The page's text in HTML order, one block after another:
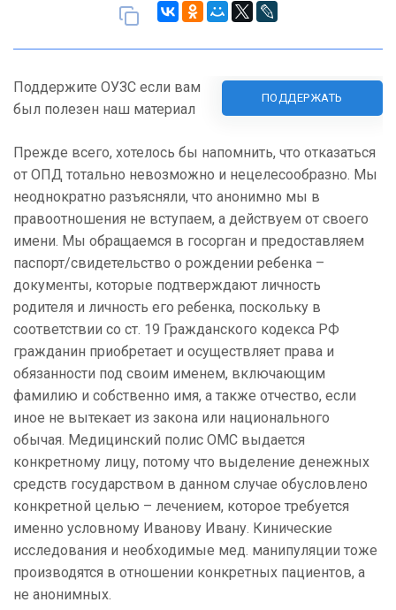
Поддержите ОУЗС если вам
был полезен наш материал
ПОДДЕРЖАТЬ
Прежде всего, хотелось бы напомнить, что отказаться
от ОПД тотально невозможно и нецелесообразно. Мы
неоднократно разъясняли, что анонимно мы в
правоотношения не вступаем, а действуем от своего
имени. Мы обращаемся в госорган и предоставляем
паспорт/свидетельство о рождении ребенка –
документы, которые подтверждают личность
родителя и личность его ребенка, поскольку в
соответствии со ст. 19 Гражданского кодекса РФ
гражданин приобретает и осуществляет права и
обязанности под своим именем, включающим
фамилию и собственно имя, а также отчество, если
иное не вытекает из закона или национального
обычая. Медицинский полис ОМС выдается
конкретному лицу, потому что выделение денежных
средств государством в данном случае обусловлено
конкретной целью – лечением, которое требуется
именно условному Иванову Ивану. Кинические
исследования и необходимые мед. манипуляции тоже
производятся в отношении конкретных пациентов, а
не анонимных.